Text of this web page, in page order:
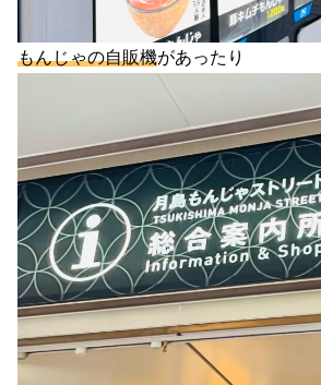
もんじゃの自販機があったり